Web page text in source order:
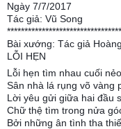
Ngày 7/7/2017
Tác giả: Vũ Song
Bài xướng: Tác giả
LỖI HẸN
Lỗi hẹn tìm nhau cuối
Sân nhà lá rụng võ vàng
Lời yêu gửi giữa hai đầu
Chữ thệ tìm trong nửa
Bởi những ân tình tha